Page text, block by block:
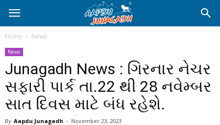
Home News
News
Junagadh News : ગિરનાર નેચર
સફારી પાર્ક તા.22 થી 28 નવેમ્બર
સાત દિવસ માટે બંધ રહેશે.
By Aapdu Junagadh - November 23, 2023